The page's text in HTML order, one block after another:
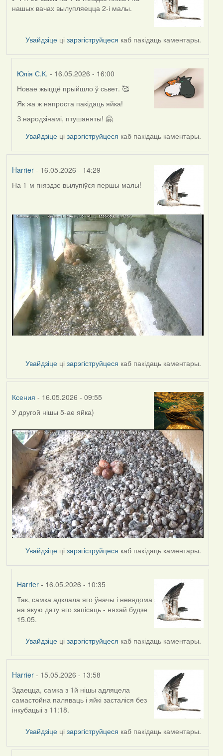
нашых вачах вылупляецца 2-і малы.
Увайдзіце цізарэгіструйцеся каб пакідаць каментары.
Юлія С.К. - 16.05.2026 - 16:00
In
reply
by
Harrier
Новае жыццё прыйшло ў сьвет. 🥰
Як жа ж няпроста пакідаць яйка!
З народзінамі, птушаняты! 🤗
Увайдзіце цізарэгіструйцеся каб пакідаць каментары.
Harrier- 16.05.2026 - 14:29
На 1-м гняздзе вылупіўся першы малы!
Увайдзіце цізарэгіструйцеся каб пакідаць каментары.
Ксения - 16.05.2026 - 09:55
У другой нішы 5-ае яйка)
Увайдзіце цізарэгіструйцеся каб пакідаць каментары.
Harrier - 16.05.2026 - 10:35
In
reply
to
Ксения
Так, самка адклала яго ўначы і невядома
на якую дату яго запісаць - няхай будзе
15.05.
Увайдзіце цізарэгіструйцеся каб пакідаць каментары.
Harrier- 15.05.2026 - 13:58
Здаецца, самка з 1й нішы адляцела
самастойна паляваць і яйкі засталіся без
інкубацыі з 11:18.
Увайдзіце цізарэгіструйцеся каб пакідаць каментары.